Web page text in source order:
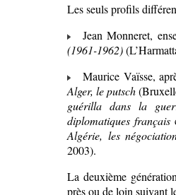
Les seuls profils
Jean Monneret,
(1961-1962)
Maurice Vaïsse,
Alger, le putsch
guérilla dans la
diplomatiques français
Algérie, les
2003).
La deuxième
près ou de loin suivant